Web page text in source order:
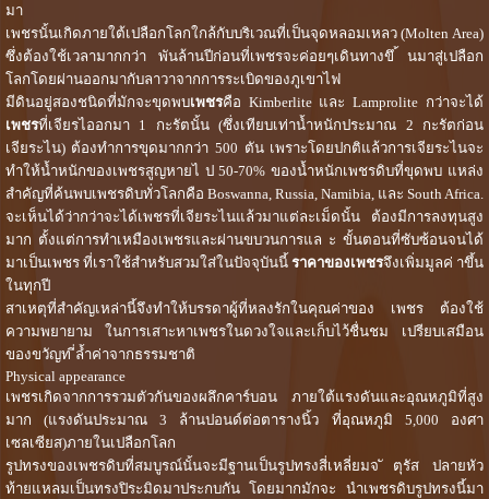
มา
เพชรนั้นเกิดภายใต้เปลือกโลกใกล้กับบริเวณที่เป็นจุดหลอมเหลว (Molten Area)
ซึ่งต้องใช้เวลามากกว่า พันล้านปีก่อนที่เพชรจะค่อยๆเดินทางขึ ้นมาสู่เปลือก
โลกโดยผ่านออกมากับลาวาจากการระเบิดของภูเขาไฟ
มีดินอยู่สองชนิดที่มักจะขุดพบเพชรคือ Kimberlite และ Lamprolite กว่าจะได้
เพชรที่เจียรไออกมา 1 กะรัตนั้น (ซึ่งเทียบเท่าน้ำหนักประมาณ 2 กะรัตก่อน
เจียระไน) ต้องทำการขุดมากกว่า 500 ตัน เพราะโดยปกติแล้วการเจียระไนจะ
ทำให้น้ำหนักของเพชรสูญหายไ ป 50-70% ของน้ำหนักเพชรดิบที่ขุดพบ แหล่ง
สำคัญที่ค้นพบเพชรดิบทั่วโลกคือ Boswanna, Russia, Namibia, และ South Africa.
จะเห็นได้ว่ากว่าจะได้เพชรที่เจียระไนแล้วมาแต่ละเม็ดนั้น ต้องมีการลงทุนสูง
มาก ตั้งแต่การทำเหมืองเพชรและผ่านขบวนการแล ะ ขั้นตอนที่ซับซ้อนจนได้
มาเป็นเพชร ที่เราใช้สำหรับสวมใส่ในปัจจุบันนี้ราคาของเพชรจึงเพิ่มมูลค่ าขึ้น
ในทุกปี
สาเหตุที่สำคัญเหล่านี้จึงทำให้บรรดาผู้ที่หลงรักในคุณค่าของ เพชร ต้องใช้
ความพยายาม ในการเสาะหาเพชรในดวงใจและเก็บไว้ชื่นชม เปรียบเสมือน
ของขวัญท ี่ล้ำค่าจากธรรมชาติ
Physical appearance
เพชรเกิดจากการรวมตัวกันของผลึกคาร์บอน ภายใต้แรงดันและอุณหภูมิที่สูง
มาก (แรงดันประมาณ 3 ล้านปอนด์ต่อตารางนิ้ว ที่อุณหภูมิ 5,000 องศา
เซลเซียส)ภายในเปลือกโลก
รูปทรงของเพชรดิบที่สมบูรณ์นั้นจะมีฐานเป็นรูปทรงสี่เหลี่ยมจ ัตุรัส ปลายหัว
ท้ายแหลมเป็นทรงปิระมิดมาประกบกัน โดยมากมักจะ นำเพชรดิบรูปทรงนี้มา